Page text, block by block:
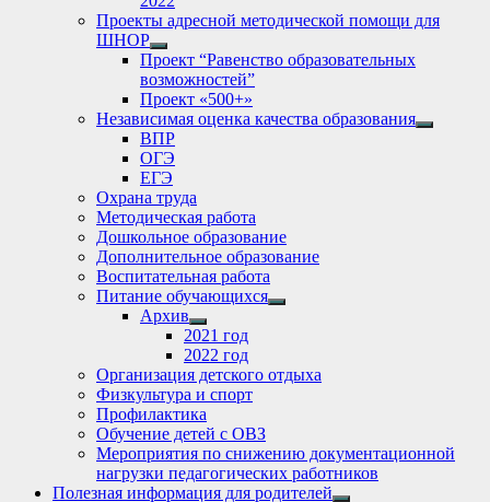
Проекты адресной методической помощи для
ШНОР
Show
sub
menu
Проект “Равенство образовательных
возможностей”
Проект «500+»
Независимая оценка качества образования
Show
ВПР
ОГЭ
ЕГЭ
Охрана труда
Методическая работа
Дошкольное образование
Дополнительное образование
Воспитательная работа
Питание обучающихся
Show
Архив
Show
sub
menu
2021 год
2022 год
Организация детского отдыха
Физкультура и спорт
Профилактика
Обучение детей с ОВЗ
Мероприятия по снижению документационной
нагрузки педагогических работников
Полезная информация для родителей